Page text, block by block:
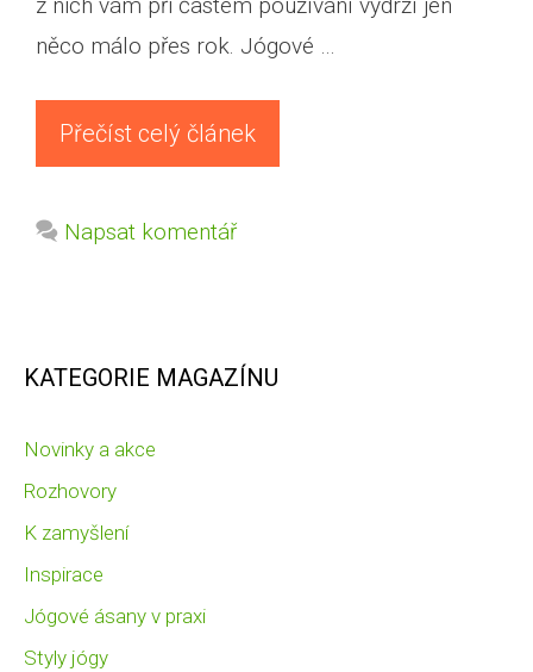
něco málo přes rok. Jógové …
Přečíst celý článek
Napsat komentář
KATEGORIE MAGAZÍNU
Novinky a akce
Rozhovory
K zamyšlení
Inspirace
Jógové ásany v praxi
Styly jógy